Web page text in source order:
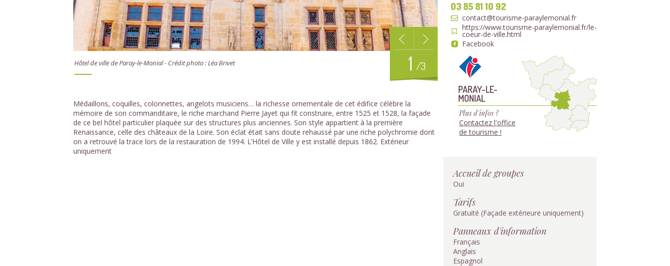
Hôtel de ville de Paray-le-Monial - Crédit photo : Léa Brivet 1 /3
Médaillons, coquilles, colonnettes, angelots musiciens… la richesse ornementale de cet édifice célèbre la
mémoire de son commanditaire, le riche marchand Pierre Jayet qui fit construire, entre 1525 et 1528, la façade
de ce bel hôtel particulier plaquée sur des structures plus anciennes. Son style appartient à la première
Renaissance, celle des châteaux de la Loire. Son éclat était sans doute rehaussé par une riche polychromie dont
on a retrouvé la trace lors de la restauration de 1994. L’Hôtel de Ville y est installé depuis 1862. Extérieur
uniquement
03 85 81 10 92
contact@tourisme-paraylemonial.fr
https://www.tourisme-paraylemonial.fr/le-
coeur-de-ville.html
Facebook
PARAY-LE-
MONIAL
Plus d'infos ?
Contactez l'office
de tourisme !
Accueil de groupes
Oui
Tarifs
Gratuité (Façade extérieure uniquement)
Panneaux d'information
Français
Anglais
Espagnol